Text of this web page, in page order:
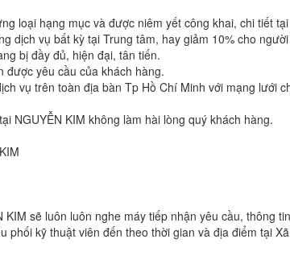
loại hạng mục và được niêm yết công khai, chi tiết
vụ bất kỳ tại Trung tâm, hay giảm 10% cho
bị đầy đủ, hiện đại, tân tiến.
được yêu cầu của khách hàng.
vụ trên toàn địa bàn Tp Hồ Chí Minh với mạng lưới
NGUYỄN KIM không làm hài lòng quý khách hàng.
sẽ luôn luôn nghe máy tiếp nhận yêu cầu, thông
kỹ thuật viên đến theo thời gian và địa điểm tại